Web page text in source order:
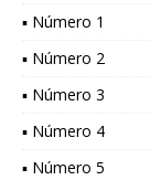
▪ Número 1
▪ Número 2
▪ Número 3
▪ Número 4
▪ Número 5